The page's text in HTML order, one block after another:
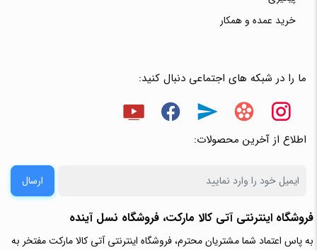
خرید عمده و همکار
ما را در شبکه های اجتماعی دنبال کنید:
اطلاع از آخرین محصولات:
ارسال
فروشگاه اینترنتی آتی‌ کالا مارکت، فروشگاه نسل آینده
به پاس اعتماد شما مشتریان محترم، فروشگاه اینترنتی آتی کالا مارکت مفتخر به